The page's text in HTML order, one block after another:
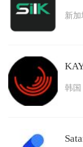
新加
韩国